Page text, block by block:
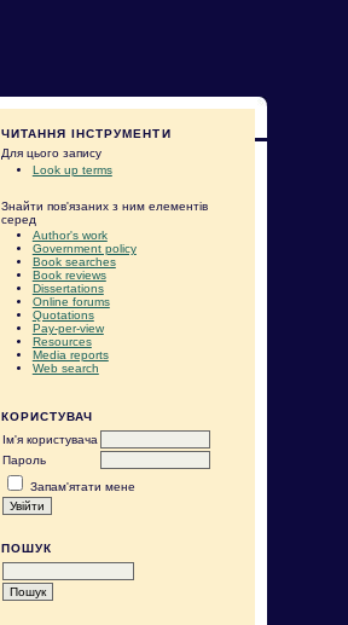
ЧИТАННЯ ІНСТРУМЕНТИ
Для цього запису
Look up terms
Знайти пов'язаних з ним елементів
серед
Author's work
Government policy
Book searches
Book reviews
Dissertations
Online forums
Quotations
Pay-per-view
Resources
Media reports
Web search
КОРИСТУВАЧ
Ім'я користувача
Пароль
Запам'ятати мене
ПОШУК